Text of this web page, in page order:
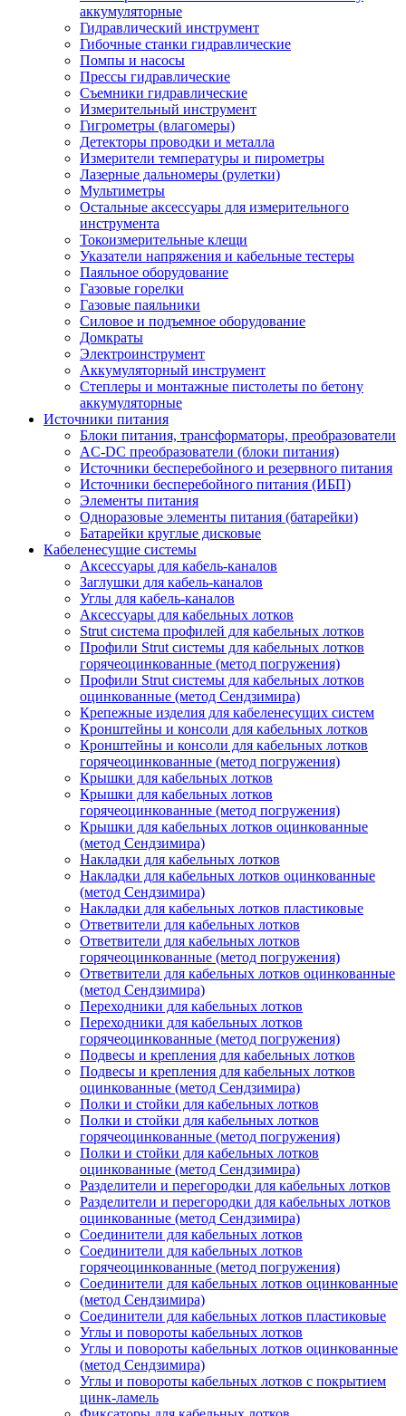
аккумуляторные
Гидравлический инструмент
Гибочные станки гидравлические
Помпы и насосы
Прессы гидравлические
Съемники гидравлические
Измерительный инструмент
Гигрометры (влагомеры)
Детекторы проводки и металла
Измерители температуры и пирометры
Лазерные дальномеры (рулетки)
Мультиметры
Остальные аксессуары для измерительного
инструмента
Токоизмерительные клещи
Указатели напряжения и кабельные тестеры
Паяльное оборудование
Газовые горелки
Газовые паяльники
Силовое и подъемное оборудование
Домкраты
Электроинструмент
Аккумуляторный инструмент
Степлеры и монтажные пистолеты по бетону
аккумуляторные
Источники питания
Блоки питания, трансформаторы, преобразователи
AC-DC преобразователи (блоки питания)
Источники бесперебойного и резервного питания
Источники бесперебойного питания (ИБП)
Элементы питания
Одноразовые элементы питания (батарейки)
Батарейки круглые дисковые
Кабеленесущие системы
Аксессуары для кабель-каналов
Заглушки для кабель-каналов
Углы для кабель-каналов
Аксессуары для кабельных лотков
Strut система профилей для кабельных лотков
Профили Strut системы для кабельных лотков
горячеоцинкованные (метод погружения)
Профили Strut системы для кабельных лотков
оцинкованные (метод Сендзимира)
Крепежные изделия для кабеленесущих систем
Кронштейны и консоли для кабельных лотков
Кронштейны и консоли для кабельных лотков
горячеоцинкованные (метод погружения)
Крышки для кабельных лотков
Крышки для кабельных лотков
горячеоцинкованные (метод погружения)
Крышки для кабельных лотков оцинкованные
(метод Сендзимира)
Накладки для кабельных лотков
Накладки для кабельных лотков оцинкованные
(метод Сендзимира)
Накладки для кабельных лотков пластиковые
Ответвители для кабельных лотков
Ответвители для кабельных лотков
горячеоцинкованные (метод погружения)
Ответвители для кабельных лотков оцинкованные
(метод Сендзимира)
Переходники для кабельных лотков
Переходники для кабельных лотков
горячеоцинкованные (метод погружения)
Подвесы и крепления для кабельных лотков
Подвесы и крепления для кабельных лотков
оцинкованные (метод Сендзимира)
Полки и стойки для кабельных лотков
Полки и стойки для кабельных лотков
горячеоцинкованные (метод погружения)
Полки и стойки для кабельных лотков
оцинкованные (метод Сендзимира)
Разделители и перегородки для кабельных лотков
Разделители и перегородки для кабельных лотков
оцинкованные (метод Сендзимира)
Соединители для кабельных лотков
Соединители для кабельных лотков
горячеоцинкованные (метод погружения)
Соединители для кабельных лотков оцинкованные
(метод Сендзимира)
Соединители для кабельных лотков пластиковые
Углы и повороты кабельных лотков
Углы и повороты кабельных лотков оцинкованные
(метод Сендзимира)
Углы и повороты кабельных лотков с покрытием
цинк-ламель